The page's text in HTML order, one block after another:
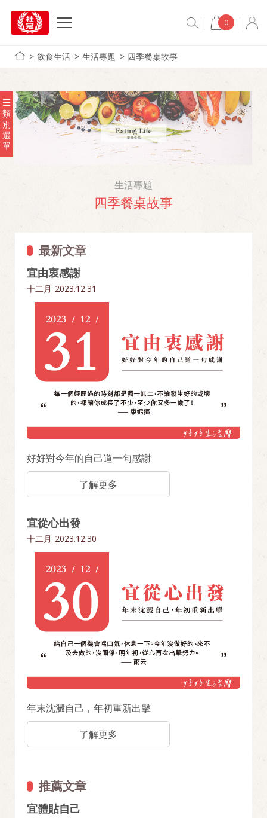
0
飲食生活 生活專題 四季餐桌故事
類
別
選
單
生活專題
四季餐桌故事
最新文章
宜由衷感謝
十二月 2023.12.31
好好對今年的自己道一句感謝
了解更多
宜從心出發
十二月 2023.12.30
年末沈澱自己，年初重新出擊
了解更多
推薦文章
宜體貼自己